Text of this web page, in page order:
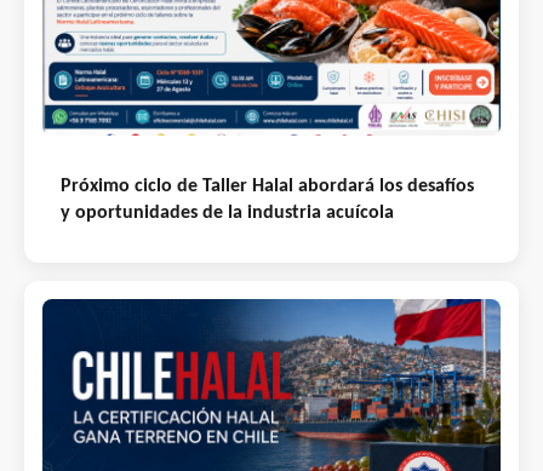
Próximo ciclo de Taller Halal abordará los desafíos
y oportunidades de la industria acuícola